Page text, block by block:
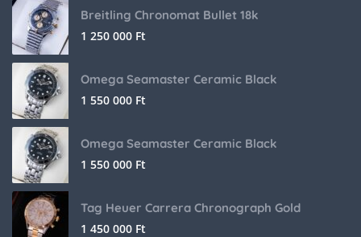
Breitling Chronomat Bullet 18k
1 250 000 Ft
Omega Seamaster Ceramic Black
1 550 000 Ft
Omega Seamaster Ceramic Black
1 550 000 Ft
Tag Heuer Carrera Chronograph Gold
1 450 000 Ft